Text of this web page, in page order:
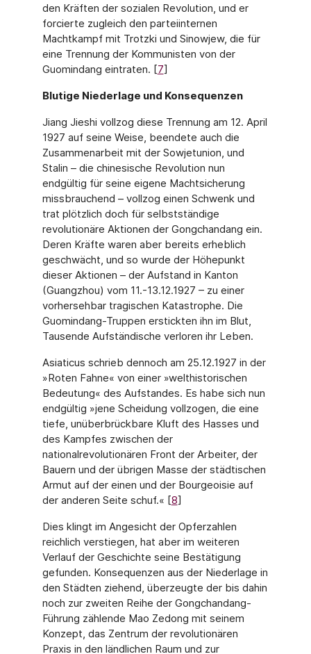
den Kräften der sozialen Revolution, und er
forcierte zugleich den parteiinternen
Machtkampf mit Trotzki und Sinowjew, die für
eine Trennung der Kommunisten von der
Guomindang eintraten. [7]
Blutige Niederlage und Konsequenzen
Jiang Jieshi vollzog diese Trennung am 12. April
1927 auf seine Weise, beendete auch die
Zusammenarbeit mit der Sowjetunion, und
Stalin – die chinesische Revolution nun
endgültig für seine eigene Machtsicherung
missbrauchend – vollzog einen Schwenk und
trat plötzlich doch für selbstständige
revolutionäre Aktionen der Gongchandang ein.
Deren Kräfte waren aber bereits erheblich
geschwächt, und so wurde der Höhepunkt
dieser Aktionen – der Aufstand in Kanton
(Guangzhou) vom 11.-13.12.1927 – zu einer
vorhersehbar tragischen Katastrophe. Die
Guomindang-Truppen erstickten ihn im Blut,
Tausende Aufständische verloren ihr Leben.
Asiaticus schrieb dennoch am 25.12.1927 in der
»Roten Fahne« von einer »welthistorischen
Bedeutung« des Aufstandes. Es habe sich nun
endgültig »jene Scheidung vollzogen, die eine
tiefe, unüberbrückbare Kluft des Hasses und
des Kampfes zwischen der
nationalrevolutionären Front der Arbeiter, der
Bauern und der übrigen Masse der städtischen
Armut auf der einen und der Bourgeoisie auf
der anderen Seite schuf.« [8]
Dies klingt im Angesicht der Opferzahlen
reichlich verstiegen, hat aber im weiteren
Verlauf der Geschichte seine Bestätigung
gefunden. Konsequenzen aus der Niederlage in
den Städten ziehend, überzeugte der bis dahin
noch zur zweiten Reihe der Gongchandang-
Führung zählende Mao Zedong mit seinem
Konzept, das Zentrum der revolutionären
Praxis in den ländlichen Raum und zur